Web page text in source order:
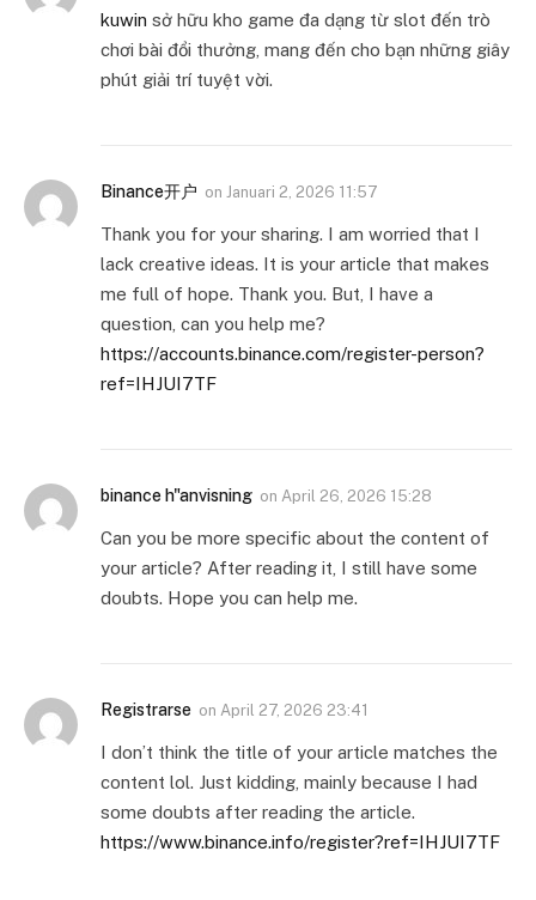
kuwin sở hữu kho game đa dạng từ slot đến trò
chơi bài đổi thưởng, mang đến cho bạn những giây
phút giải trí tuyệt vời.
Binance开户 on Januari 2, 2026 11:57
Thank you for your sharing. I am worried that I
lack creative ideas. It is your article that makes
me full of hope. Thank you. But, I have a
question, can you help me?
https://accounts.binance.com/register-person?
ref=IHJUI7TF
binance h"anvisning on April 26, 2026 15:28
Can you be more specific about the content of
your article? After reading it, I still have some
doubts. Hope you can help me.
Registrarse on April 27, 2026 23:41
I don’t think the title of your article matches the
content lol. Just kidding, mainly because I had
some doubts after reading the article.
https://www.binance.info/register?ref=IHJUI7TF